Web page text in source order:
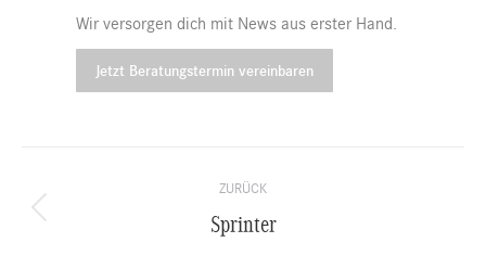
Wir versorgen dich mit News aus erster Hand.
Jetzt Beratungstermin vereinbaren
Kommentarnavigation
ZURÜCK
Vorheriger
Sprinter